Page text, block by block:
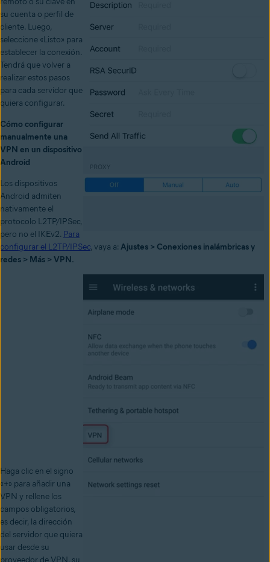
su cuenta o perfil de
cliente. Luego,
seleccione «Listo» para
establecer la conexión.
Tendrá que volver a
realizar estos pasos
para cada servidor que
quiera configurar.
Cómo configurar
manualmente una
VPN en un dispositivo
Android
Los dispositivos
Android admiten
nativamente el
protocolo L2TP/IPSec,
pero no el IKEv2. Para
configurar el L2TP/IPSec, vaya a: Ajustes > Conexiones inalámbricas y
redes > Más > VPN.
Haga clic en el signo
«+» para añadir una
VPN y rellene los
campos obligatorios,
es decir, la dirección
del servidor que quiera
usar desde su
proveedor de VPN, su